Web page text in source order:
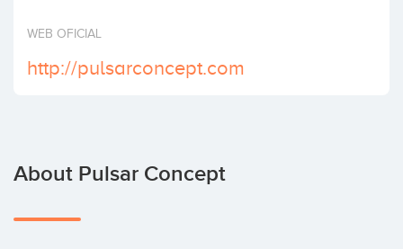
WEB OFICIAL
http://pulsarconcept.com
About Pulsar Concept